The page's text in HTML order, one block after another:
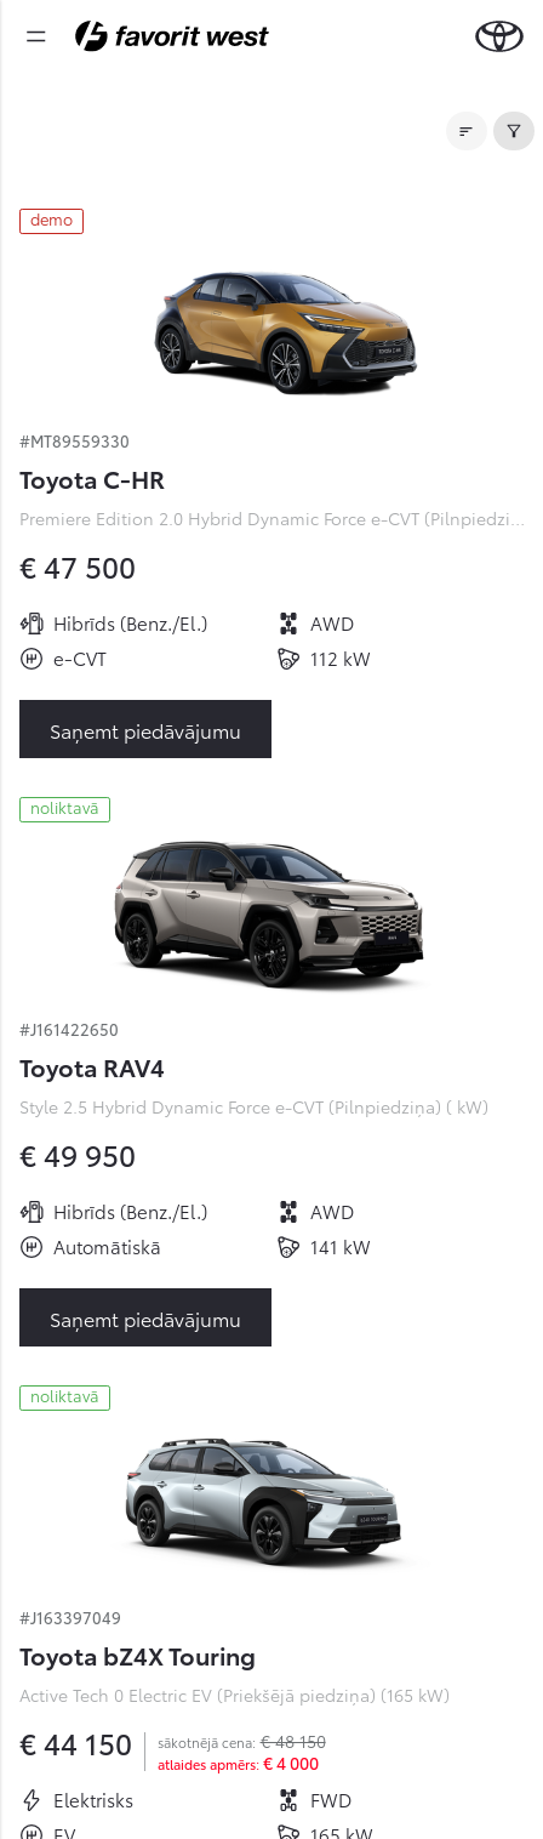
demo
#MT89559330
Toyota C-HR
Premiere Edition 2.0 Hybrid Dynamic Force e-CVT (Pilnpiedziņa) (112 kW)
€ 47 500
Hibrīds (Benz./El.)
AWD
e-CVT
112 kW
Saņemt piedāvājumu
noliktavā
#J161422650
Toyota RAV4
Style 2.5 Hybrid Dynamic Force e-CVT (Pilnpiedziņa) ( kW)
€ 49 950
Hibrīds (Benz./El.)
AWD
Automātiskā
141 kW
Saņemt piedāvājumu
noliktavā
#J163397049
Toyota bZ4X Touring
Active Tech 0 Electric EV (Priekšējā piedziņa) (165 kW)
€ 44 150 sākotnējā cena: € 48 150
atlaides apmērs: € 4 000
Elektrisks
FWD